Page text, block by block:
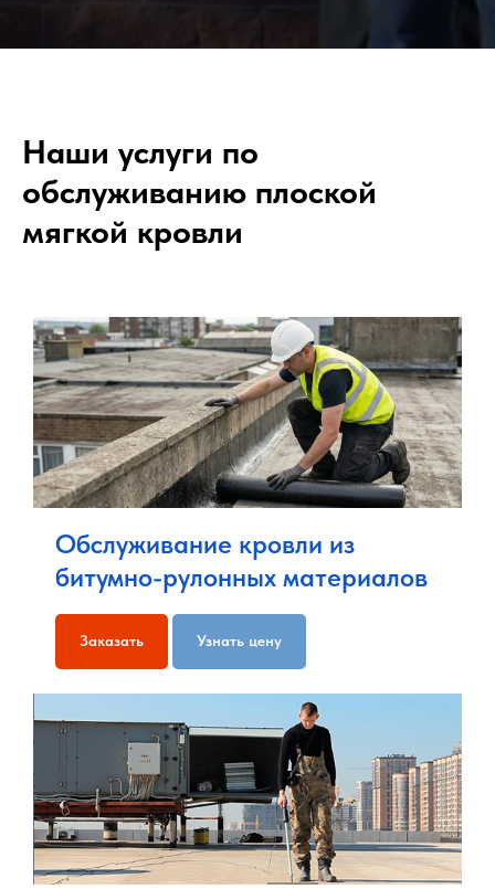
Наши услуги по
обслуживанию плоской
мягкой кровли
Обслуживание кровли из
битумно-рулонных материалов
Заказать Узнать цену